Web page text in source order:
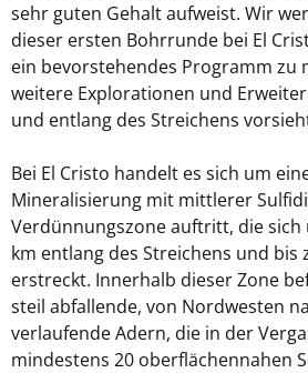
sehr guten Gehalt aufweist. Wir
dieser ersten Bohrrunde bei El
ein bevorstehendes Programm zu
weitere Explorationen und
und entlang des Streichens
Bei El Cristo handelt es sich um
Mineralisierung mit mittlerer
Verdünnungszone auftritt, die
km entlang des Streichens und bis
erstreckt. Innerhalb dieser Zone
steil abfallende, von Nordwesten
verlaufende Adern, die in der
mindestens 20 oberflächennahen